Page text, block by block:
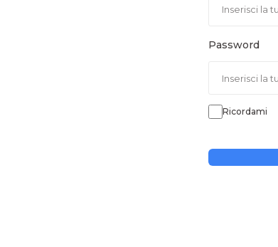
Password
Ricordami